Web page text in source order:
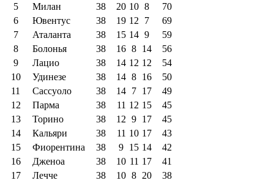
5
Милан 38 20 10 8
70
6
Ювентус 38 19 12 7
69
7
Аталанта 38 15 14 9
59
8
Болонья 38 16 8 14
56
9
Лацио 38 14 12 12
54
10
Удинезе 38 14 8 16
50
11
Сассуоло 38 14 7 17
49
12
Парма 38 11 12 15
45
13
Торино 38 12 9 17
45
14
Кальяри 38 11 10 17
43
15
Фиорентина 38 9 15 14
42
16
Дженоа 38 10 11 17
41
17
Лечче 38 10 8 20
38